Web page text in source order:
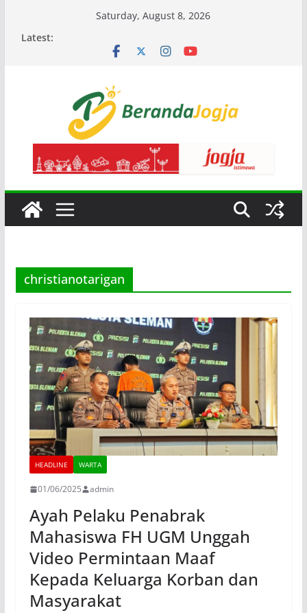
Saturday, August 8, 2026
Latest:
christianotarigan
HEADLINE WARTA
01/06/2025 admin
Ayah Pelaku Penabrak
Mahasiswa FH UGM Unggah
Video Permintaan Maaf
Kepada Keluarga Korban dan
Masyarakat